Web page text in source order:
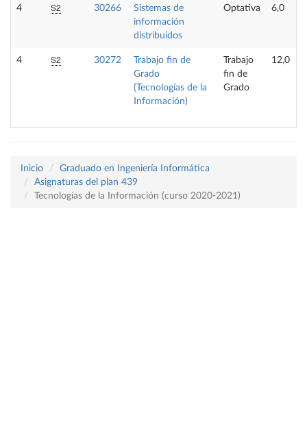
4 S2 30266
Sistemas de
información
distribuidos
Optativa 6,0
4 S2 30272
Trabajo fin de
Grado
(Tecnologías de la
Información)
Trabajo
fin de
Grado
12,0
Inicio
Graduado en Ingeniería Informática
Asignaturas del plan 439
Tecnologías de la Información (curso 2020-2021)